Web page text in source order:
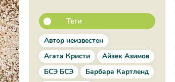
Теги
Автор неизвестен
Агата Кристи
Айзек Азимов
БСЭ БСЭ
Барбара Картленд